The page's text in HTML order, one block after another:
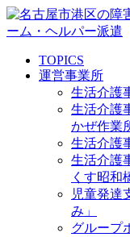
TOPICS
運営事業所
生活介護
生活介護
かぜ作業
生活介護
生活介護
くす昭和
児童発達
み」
グループ